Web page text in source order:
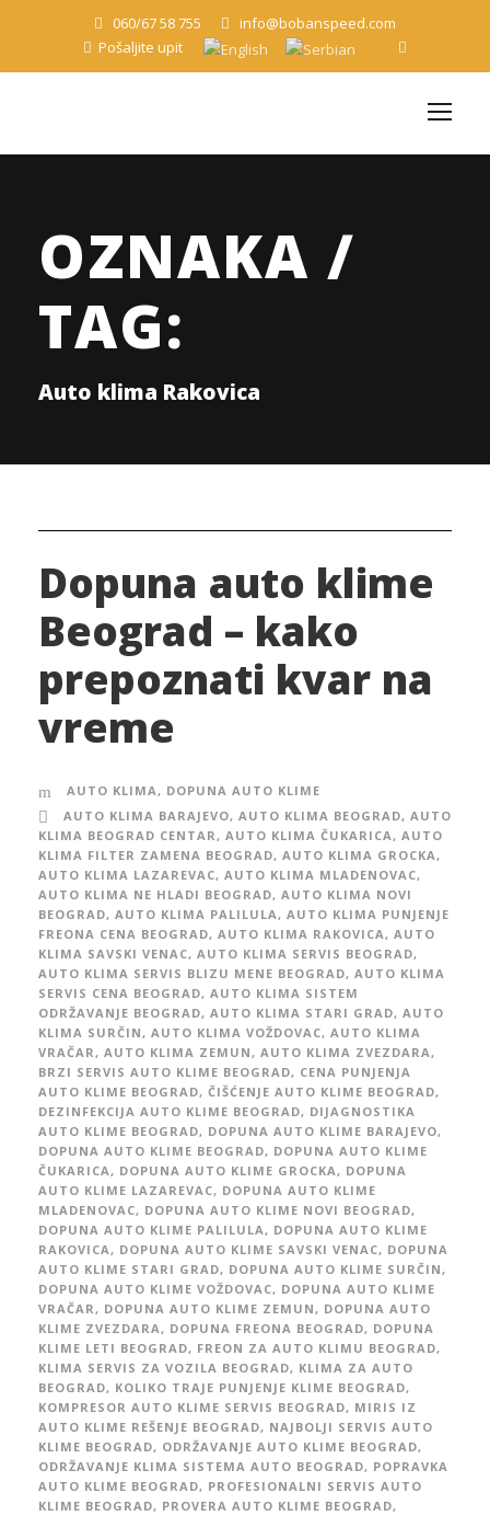
060/67 58 755
info@bobanspeed.com
Pošaljite upit
OZNAKA /
TAG:
Auto klima Rakovica
Dopuna auto klime
Beograd – kako
prepoznati kvar na
vreme
AUTO KLIMA, DOPUNA AUTO KLIME
AUTO KLIMA BARAJEVO, AUTO KLIMA BEOGRAD, AUTO
KLIMA BEOGRAD CENTAR, AUTO KLIMA ČUKARICA, AUTO
KLIMA FILTER ZAMENA BEOGRAD, AUTO KLIMA GROCKA,
AUTO KLIMA LAZAREVAC, AUTO KLIMA MLADENOVAC,
AUTO KLIMA NE HLADI BEOGRAD, AUTO KLIMA NOVI
BEOGRAD, AUTO KLIMA PALILULA, AUTO KLIMA PUNJENJE
FREONA CENA BEOGRAD, AUTO KLIMA RAKOVICA, AUTO
KLIMA SAVSKI VENAC, AUTO KLIMA SERVIS BEOGRAD,
AUTO KLIMA SERVIS BLIZU MENE BEOGRAD, AUTO KLIMA
SERVIS CENA BEOGRAD, AUTO KLIMA SISTEM
ODRŽAVANJE BEOGRAD, AUTO KLIMA STARI GRAD, AUTO
KLIMA SURČIN, AUTO KLIMA VOŽDOVAC, AUTO KLIMA
VRAČAR, AUTO KLIMA ZEMUN, AUTO KLIMA ZVEZDARA,
BRZI SERVIS AUTO KLIME BEOGRAD, CENA PUNJENJA
AUTO KLIME BEOGRAD, ČIŠĆENJE AUTO KLIME BEOGRAD,
DEZINFEKCIJA AUTO KLIME BEOGRAD, DIJAGNOSTIKA
AUTO KLIME BEOGRAD, DOPUNA AUTO KLIME BARAJEVO,
DOPUNA AUTO KLIME BEOGRAD, DOPUNA AUTO KLIME
ČUKARICA, DOPUNA AUTO KLIME GROCKA, DOPUNA
AUTO KLIME LAZAREVAC, DOPUNA AUTO KLIME
MLADENOVAC, DOPUNA AUTO KLIME NOVI BEOGRAD,
DOPUNA AUTO KLIME PALILULA, DOPUNA AUTO KLIME
RAKOVICA, DOPUNA AUTO KLIME SAVSKI VENAC, DOPUNA
AUTO KLIME STARI GRAD, DOPUNA AUTO KLIME SURČIN,
DOPUNA AUTO KLIME VOŽDOVAC, DOPUNA AUTO KLIME
VRAČAR, DOPUNA AUTO KLIME ZEMUN, DOPUNA AUTO
KLIME ZVEZDARA, DOPUNA FREONA BEOGRAD, DOPUNA
KLIME LETI BEOGRAD, FREON ZA AUTO KLIMU BEOGRAD,
KLIMA SERVIS ZA VOZILA BEOGRAD, KLIMA ZA AUTO
BEOGRAD, KOLIKO TRAJE PUNJENJE KLIME BEOGRAD,
KOMPRESOR AUTO KLIME SERVIS BEOGRAD, MIRIS IZ
AUTO KLIME REŠENJE BEOGRAD, NAJBOLJI SERVIS AUTO
KLIME BEOGRAD, ODRŽAVANJE AUTO KLIME BEOGRAD,
ODRŽAVANJE KLIMA SISTEMA AUTO BEOGRAD, POPRAVKA
AUTO KLIME BEOGRAD, PROFESIONALNI SERVIS AUTO
KLIME BEOGRAD, PROVERA AUTO KLIME BEOGRAD,